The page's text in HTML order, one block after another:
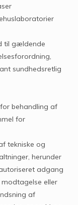
til gældende
sundhedsretlig
behandling af
for
tekniske og
herunder
adgang
eller
af